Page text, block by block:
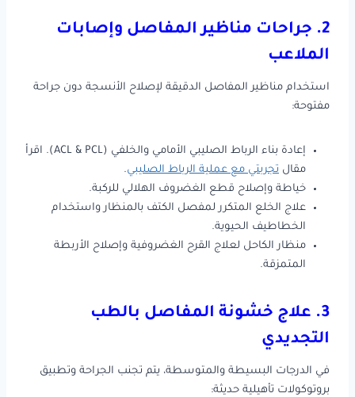
2. جراحات مناظير المفاصل وإصابات
الملاعب
استخدام مناظير المفاصل الدقيقة لإصلاح الأنسجة دون جراحة
مفتوحة:
إعادة بناء الرباط الصليبي الأمامي والخلفي (ACL & PCL). اقرأ
مقال تجربتي مع عملية الرباط الصليبي.
خياطة وإصلاح قطع الغضروف الهلالي للركبة.
علاج الخلع المتكرر لمفصل الكتف بالمنظار واستخدام
الخطاطيف الحيوية.
منظار الكاحل لعلاج القرح الغضروفية وإصلاح الأربطة
المتمزقة.
3. علاج خشونة المفاصل بالطب
التجديدي
في الدرجات البسيطة والمتوسطة، يتم تجنب الجراحة وتطبيق
بروتوكولات تأهيلية حديثة: